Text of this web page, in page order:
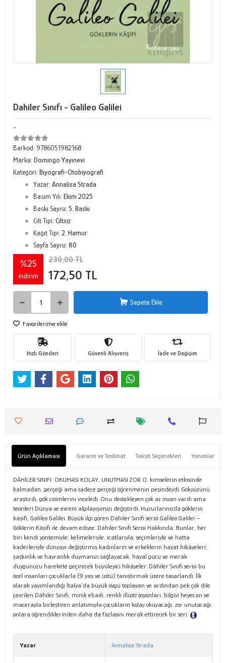
Dahiler Sınıfı - Galileo Galilei
-
Barkod: 9786051982168
Marka: Domingo Yayınevi
Kategori: Biyografi-Otobiyografi
Yazar: Annalisa Strada
Basım Yılı: Ekim 2025
Baskı Sayısı: 5. Baskı
Cilt Tipi: Ciltsiz
Kağıt Tipi: 2. Hamur
Sayfa Sayısı: 80
%25
indirim
230,00 TL
172,50 TL
Sepete Ekle
Favorilerime ekle
Hızlı Gönderi Güvenli Alışveriş İade ve Değişim
Ürün Açıklaması Garanti ve Teslimat Taksit Seçenekleri Yorumlar
DÂHİLER SINIFI: OKUMASI KOLAY, UNUTMASI ZOR O, kimselerin etkisinde
kalmadan, gerçeği ama sadece gerçeği öğrenmenin peşindeydi. Gökyüzünü
araştırdı, gök cisimlerini inceledi. Onu destekleyen çok az insan vardı ama
teorileri Dünya ve evreni algılayışımızı değiştirdi. Huzurlarınızda göklerin
kaşifi, Galileo Galilei. Büyük ilgi gören Dâhiler Sınıfı serisi Galileo Galilei –
Göklerin Kâşifi ile devam ediyor. Dâhiler Sınıfı Serisi Hakkında: Bunlar, her
biri kendi yöntemiyle; kelimeleriyle, icatlarıyla, seçimleriyle ve hatta
kaderleriyle dünyayı değiştirmiş kadınların ve erkeklerin hayat hikâyeleri;
şaşkınlık ve hayranlık duymanızı sağlayacak, hayal gücü ve merak
duygunuzu harekete geçirecek büyüleyici hikâyeler. Dâhiler Sınıfı serisi bu
özel insanları çocuklarla (9 yaş ve üstü) tanıştırmak üzere tasarlandı. İlk
olarak yayımlandığı İtalya’da büyük övgü toplayan ve ardından pek çok dile
çevrilen Dâhiler Sınıfı, minik ebadı, renkli illüstrasyonları, bilgiyi heyecan ve
macerayla birleştiren anlatımıyla çocukların kolay okuyacağı, zor unutacağı,
onlara öğrendiklerinden daha da fazlasını merak ettirecek bir seri.
Yazar Annalisa Strada